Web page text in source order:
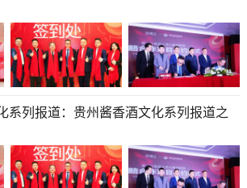
系列报道：贵州酱香酒文化系列报道之